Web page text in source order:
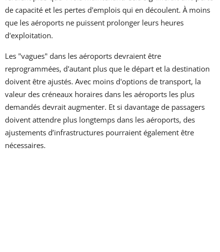
de capacité et les pertes d'emplois qui en découlent. À moins
que les aéroports ne puissent prolonger leurs heures
d'exploitation.
Les "vagues" dans les aéroports devraient être
reprogrammées, d'autant plus que le départ et la destination
doivent être ajustés. Avec moins d'options de transport, la
valeur des créneaux horaires dans les aéroports les plus
demandés devrait augmenter. Et si davantage de passagers
doivent attendre plus longtemps dans les aéroports, des
ajustements d’infrastructures pourraient également être
nécessaires.